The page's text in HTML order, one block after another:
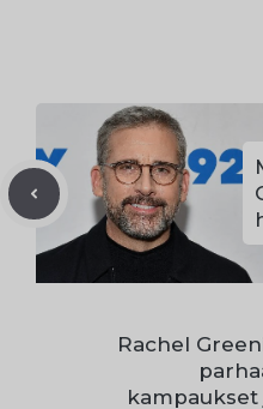
Rachel
kampaukset